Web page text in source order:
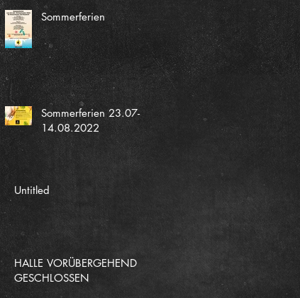
Sommerferien
Sommerferien 23.07-
14.08.2022
Untitled
HALLE VORÜBERGEHEND
GESCHLOSSEN